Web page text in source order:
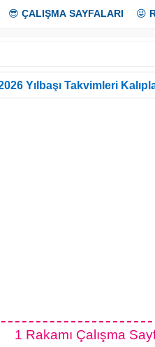
😎 ÇALIŞMA SAYFALARI 😜
Yılbaşı Takvimleri
1 Rakamı Çalışma